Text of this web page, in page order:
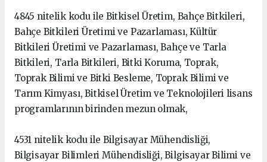
4845 nitelik kodu ile Bitkisel Üretim, Bahçe Bitkileri,
Bahçe Bitkileri Üretimi ve Pazarlaması, Kültür
Bitkileri Üretimi ve Pazarlaması, Bahçe ve Tarla
Bitkileri, Tarla Bitkileri, Bitki Koruma, Toprak,
Toprak Bilimi ve Bitki Besleme, Toprak Bilimi ve
Tarım Kimyası, Bitkisel Üretim ve Teknolojileri lisans
programlarının birinden mezun olmak,
4531 nitelik kodu ile Bilgisayar Mühendisliği,
Bilgisayar Bilimleri Mühendisliği, Bilgisayar Bilimi ve